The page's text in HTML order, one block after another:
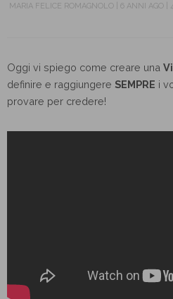
MARIA FELICE ROMAGNOLO 6 ANNI AGO
Oggi vi spiego come creare una
definire e raggiungere SEMPRE i
provare per credere!